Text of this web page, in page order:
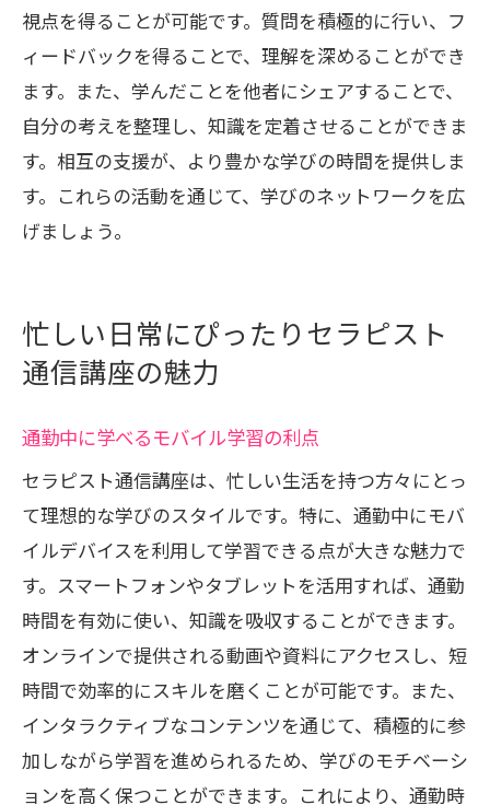
時間を選ばない学習環境の魅力
自分のペースで学べることの意義
学びの機会を逃さないためのテクニック
セラピスト通信講座が提供する柔軟性の
利点
実務で役立つ知識の効率的な取得方法
多忙な日常における自己成長の可能性
視点を得ることが可能です。質問を積極的に行い、フ
ィードバックを得ることで、理解を深めることができ
ます。また、学んだことを他者にシェアすることで、
自分の考えを整理し、知識を定着させることができま
す。相互の支援が、より豊かな学びの時間を提供しま
す。これらの活動を通じて、学びのネットワークを広
げましょう。
忙しい日常にぴったりセラピスト
通信講座の魅力
通勤中に学べるモバイル学習の利点
セラピスト通信講座は、忙しい生活を持つ方々にとっ
て理想的な学びのスタイルです。特に、通勤中にモバ
イルデバイスを利用して学習できる点が大きな魅力で
す。スマートフォンやタブレットを活用すれば、通勤
時間を有効に使い、知識を吸収することができます。
オンラインで提供される動画や資料にアクセスし、短
時間で効率的にスキルを磨くことが可能です。また、
インタラクティブなコンテンツを通じて、積極的に参
加しながら学習を進められるため、学びのモチベーシ
ョンを高く保つことができます。これにより、通勤時